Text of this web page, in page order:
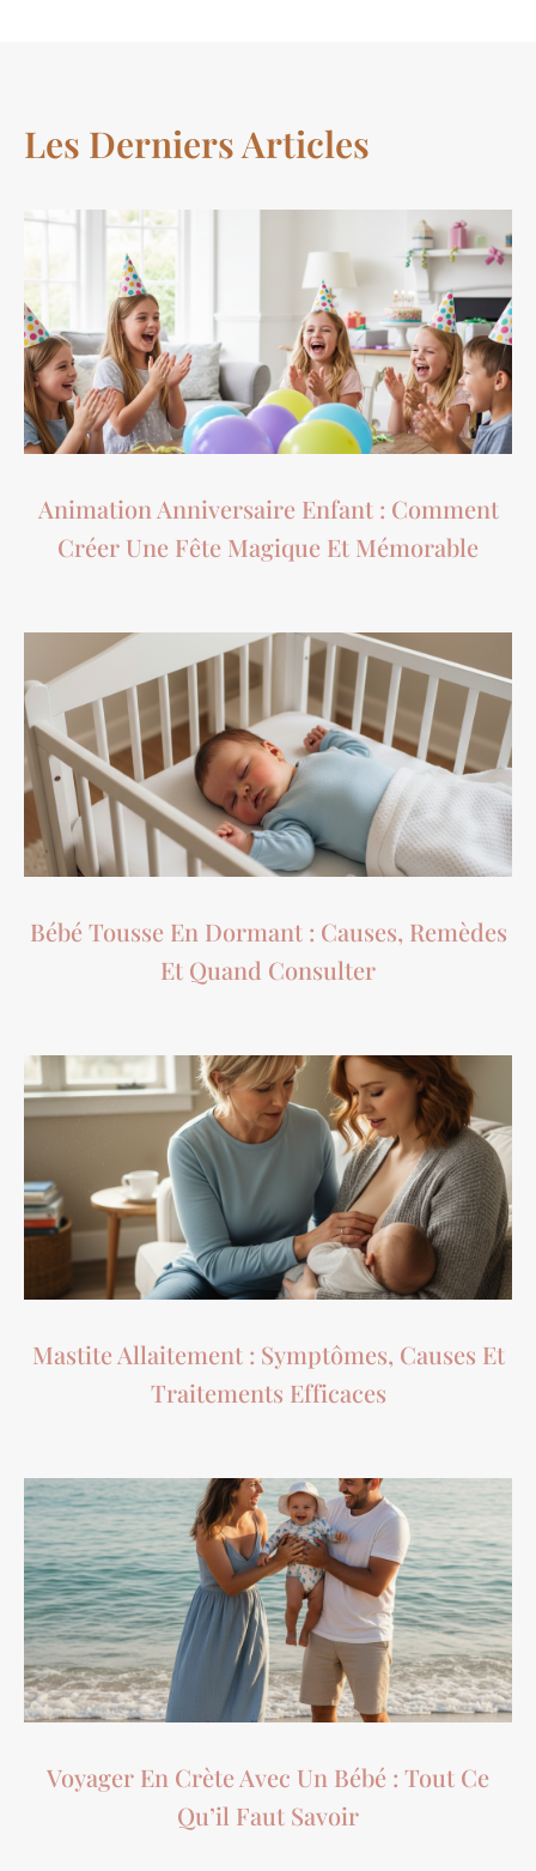
Les Derniers Articles
Animation Anniversaire Enfant : Comment
Créer Une Fête Magique Et Mémorable
Bébé Tousse En Dormant : Causes, Remèdes
Et Quand Consulter
Mastite Allaitement : Symptômes, Causes Et
Traitements Efficaces
Voyager En Crète Avec Un Bébé : Tout Ce
Qu’il Faut Savoir